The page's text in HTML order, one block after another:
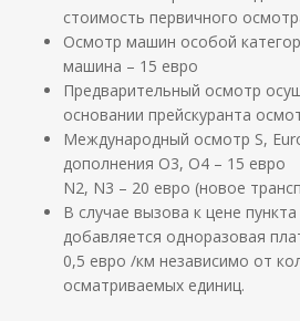
стоимость первичного
Осмотр машин особой
машина – 15 евро
Предварительный осмотр
основании прейскуранта
Международный осмотр S,
дополнения O3, O4 – 15 евро
N2, N3 – 20 евро (новое
В случае вызова к цене
добавляется одноразовая
0,5 евро /км независимо от
осматриваемых единиц.